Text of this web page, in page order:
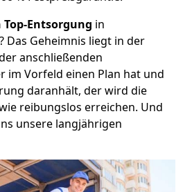
Top-Entsorgung in
Das Geheimnis liegt in der
anschließenden
im Vorfeld einen Plan hat und
daranhält, der wird die
reibungslos erreichen. Und
unsere langjährigen